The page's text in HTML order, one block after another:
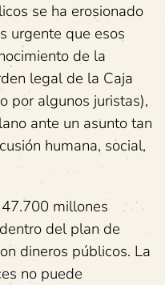
se ha erosionado
urgente que esos
de la
legal de la Caja
por algunos juristas),
ante un asunto tan
humana, social,
millones
del plan de
dineros públicos. La
no puede